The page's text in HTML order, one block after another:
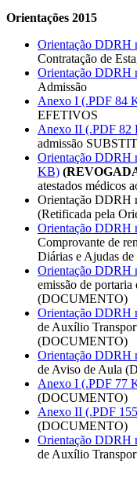
Orientações 2015
Orientação DDRH
Contratação de
Orientação DDRH
Admissão
Anexo I (.PDF 84
EFETIVOS
Anexo II (.PDF 82
admissão
Orientação DDRH
KB)
atestados médicos
Orientação DDRH
(Retificada pela
Orientação DDRH
Comprovante de
Diárias e Ajudas
Orientação DDRH
emissão de portaria
(DOCUMENTO)
Orientação DDRH
de Auxílio
(DOCUMENTO)
Orientação DDRH
de Aviso de Aula
Anexo I (.PDF 77
(DOCUMENTO)
Anexo II (.PDF
(DOCUMENTO)
Orientação DDRH
de Auxílio